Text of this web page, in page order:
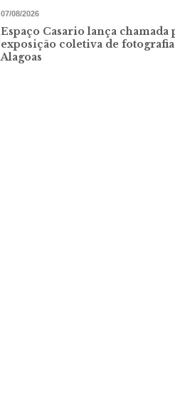
07/08/2026
Espaço Casario lança chamada
exposição coletiva de
Alagoas